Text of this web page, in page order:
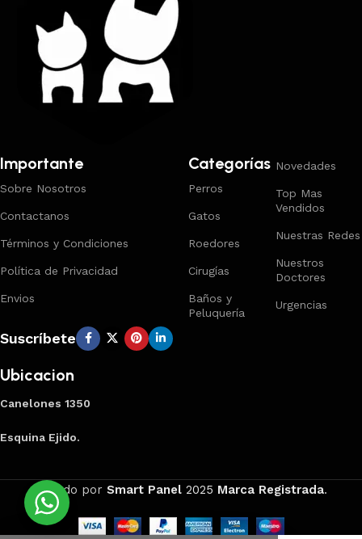
Importante
Sobre Nosotros
Contactanos
Términos y Condiciones
Política de Privacidad
Envios
Categorías
Perros
Gatos
Roedores
Cirugías
Baños y
Peluquería
Novedades
Top Mas
Vendidos
Nuestras Redes
Nuestros
Doctores
Urgencias
Suscríbete
Ubicacion
Canelones 1350
Esquina Ejido.
Creado por Smart Panel 2025 Marca Registrada.